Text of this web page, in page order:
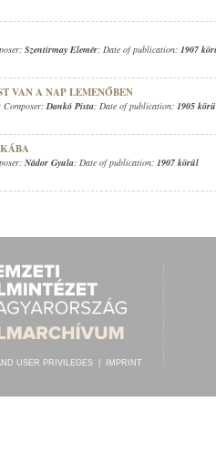
Szentirmay Elemér; Date of publication: 1907
VAN A NAP LEMENŐBEN
Composer:Dankó Pista; Date of publication: 1905
Nádor Gyula; Date of publication: 1907 körül
USER PRIVILEGES IMPRINT